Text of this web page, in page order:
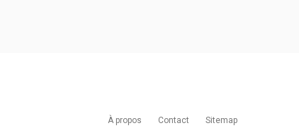
À propos Contact Sitemap